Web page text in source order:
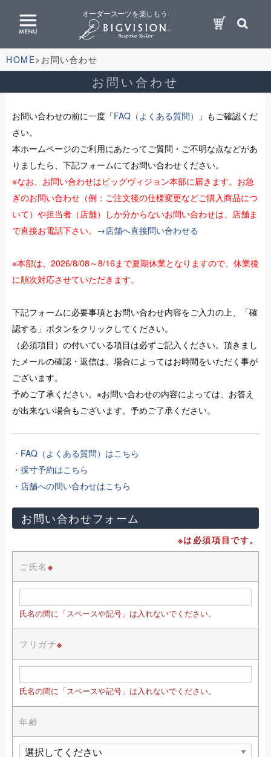
オーダースーツを楽しもう
HOME お問い合わせ
お問い合わせ
お問い合わせの前に一度「FAQ（よくある質問）
」もご確認くだ
さい。
本ホームページのご利用にあたってご質問・ご不明な点などがあ
りましたら、下記フォームにてお問い合わせください。
※なお、お問い合わせはビッグヴィジョン本部に届きます。お急
ぎのお問い合わせ（例：ご注文後の仕様変更などご購入商品につ
いて）や担当者（店舗）しか分からないお問い合わせは、店舗ま
で直接お電話下さい。 →店舗へ直接問い合わせる
※本部は、2026/8/08～8/16まで夏期休業となりますので、休業後
に順次対応させていただきます。
下記フォームに必要事項とお問い合わせ内容をご入力の上、「確
認する」ボタンをクリックしてください。
（必須項目）の付いている項目は必ずご記入ください。頂きまし
たメールの確認・返信は、場合によってはお時間をいただく事が
ございます。
予めご了承ください。※お問い合わせの内容によっては、お答え
が出来ない場合もございます。予めご了承ください。
・FAQ（よくある質問）はこちら
・採寸予約はこちら
・店舗への問い合わせはこちら
お問い合わせフォーム
※は必須項目です。
ご氏名 ※
氏名の間に「スペースや記号」は入れないでください。
フリガナ※
氏名の間に「スペースや記号」は入れないでください。
年齢